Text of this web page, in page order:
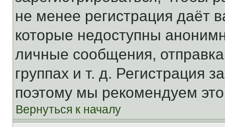
не менее регистрация даёт
которые недоступны
личные сообщения,
группах и т. д. Регистрация
поэтому мы рекомендуем
Вернуться к началу